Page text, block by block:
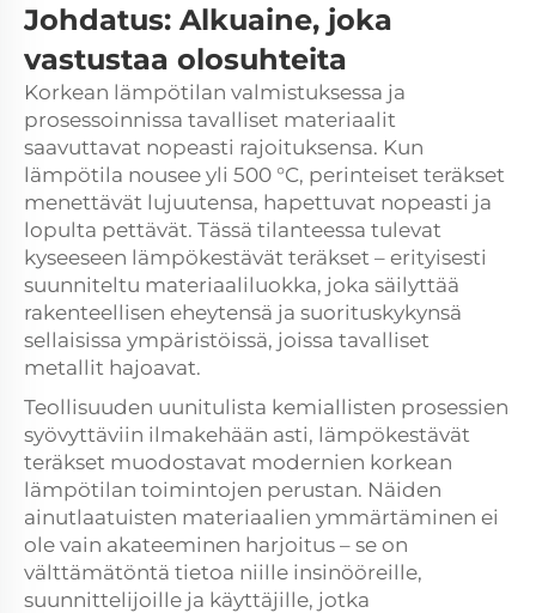
Johdatus: Alkuaine, joka
vastustaa olosuhteita
Korkean lämpötilan valmistuksessa ja
prosessoinnissa tavalliset materiaalit
saavuttavat nopeasti rajoituksensa. Kun
lämpötila nousee yli 500 °C, perinteiset teräkset
menettävät lujuutensa, hapettuvat nopeasti ja
lopulta pettävät. Tässä tilanteessa tulevat
kyseeseen lämpökestävät teräkset – erityisesti
suunniteltu materiaaliluokka, joka säilyttää
rakenteellisen eheytensä ja suorituskykynsä
sellaisissa ympäristöissä, joissa tavalliset
metallit hajoavat.
Teollisuuden uunitulista kemiallisten prosessien
syövyttäviin ilmakehään asti, lämpökestävät
teräkset muodostavat modernien korkean
lämpötilan toimintojen perustan. Näiden
ainutlaatuisten materiaalien ymmärtäminen ei
ole vain akateeminen harjoitus – se on
välttämätöntä tietoa niille insinööreille,
suunnittelijoille ja käyttäjille, jotka